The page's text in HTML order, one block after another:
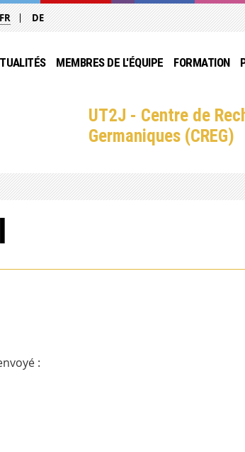
FR DE
MEMBRES DE L'ÉQUIPE FORMATION
UT2J - Centre de
Germaniques (CREG)
: